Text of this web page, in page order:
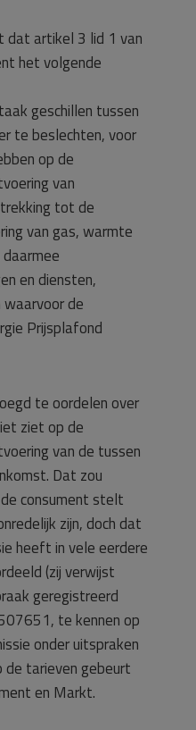
dat artikel 3 lid 1 van
het volgende
geschillen tussen
te beslechten, voor
op de
van
tot de
van gas, warmte
en diensten,
waarvoor de
Prijsplafond
te oordelen over
ziet op de
van de tussen
Dat zou
de consument stelt
zijn, doch dat
heeft in vele eerdere
(zij verwijst
geregistreerd
te kennen op
onder uitspraken
de tarieven gebeurt
en Markt.